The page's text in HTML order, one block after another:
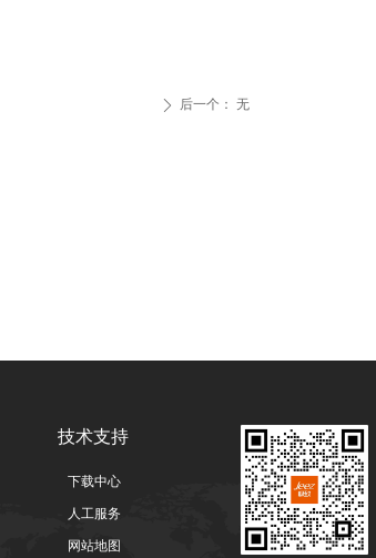
ꄲ 后一个： 无
技术支持
下载中心
人工服务
网站地图